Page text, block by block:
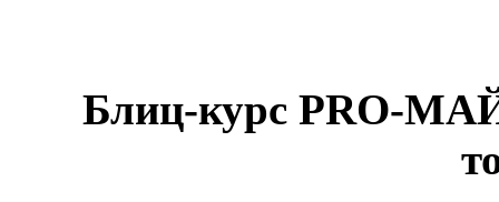
Блиц-курс PRO-